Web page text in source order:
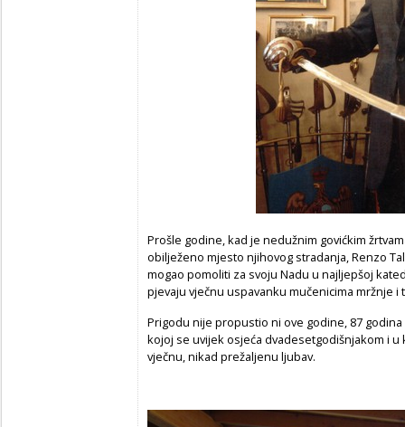
Prošle godine, kad je nedužnim govićkim
obilježeno mjesto njihovog stradanja, Renzo
mogao pomoliti za svoju Nadu u najljepšoj
pjevaju vječnu uspavanku mučenicima mržnje i
Prigodu nije propustio ni ove godine, 87
kojoj se uvijek osjeća dvadesetgodišnjakom i
vječnu, nikad prežaljenu ljubav.